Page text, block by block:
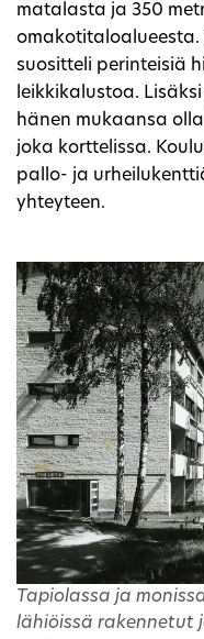
matalasta ja 350
suositteli perinteisiä
leikkikalustoa.
hänen mukaansa
joka korttelissa.
pallo- ja
yhteyteen.
Tapiolassa ja
lähiöissä rakennetut